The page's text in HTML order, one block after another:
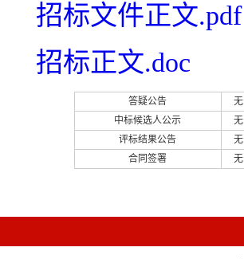
招标文件正文.pdf
招标正文.doc
答疑公告
无
中标候选人公示
无
评标结果公告
无
合同签署
无